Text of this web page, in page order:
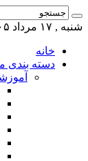
شنبه , ۱۷ مرداد ۱۴۰۵
خانه
دسته بندی